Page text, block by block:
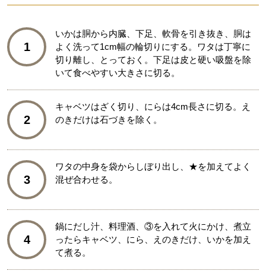
1
いかは胴から内臓、下足、軟骨を引き抜き、胴は
よく洗って1cm幅の輪切りにする。ワタは丁寧に
切り離し、とっておく。下足は皮と硬い吸盤を除
いて食べやすい大きさに切る。
2
キャベツはざく切り、にらは4cm長さに切る。え
のきだけは石づきを除く。
3
ワタの中身を袋からしぼり出し、★を加えてよく
混ぜ合わせる。
4
鍋にだし汁、料理酒、③を入れて火にかけ、煮立
ったらキャベツ、にら、えのきだけ、いかを加え
て煮る。